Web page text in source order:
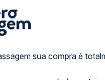
sua compra é